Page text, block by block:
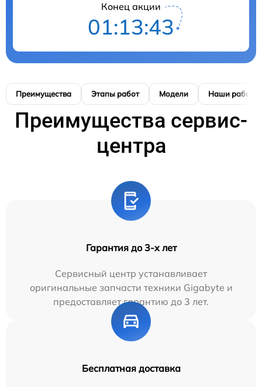
Конец акции
01:13:42
Преимущества Этапы работ Модели Наши работы
Преимущества сервис-
центра
Гарантия до 3-х лет
Сервисный центр устанавливает
оригинальные запчасти техники Gigabyte и
предоставляет гарантию до 3 лет.
Бесплатная доставка